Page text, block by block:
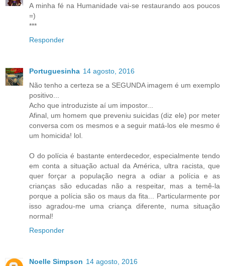
A minha fé na Humanidade vai-se restaurando aos poucos
=)
***
Responder
Portuguesinha 14 agosto, 2016
Não tenho a certeza se a SEGUNDA imagem é um exemplo
positivo...
Acho que introduziste aí um impostor...
Afinal, um homem que preveniu suicidas (diz ele) por meter
conversa com os mesmos e a seguir matá-los ele mesmo é
um homicida! lol.
O do polícia é bastante enterdecedor, especialmente tendo
em conta a situação actual da América, ultra racista, que
quer forçar a população negra a odiar a polícia e as
crianças são educadas não a respeitar, mas a temê-la
porque a polícia são os maus da fita... Particularmente por
isso agradou-me uma criança diferente, numa situação
normal!
Responder
Noelle Simpson 14 agosto, 2016